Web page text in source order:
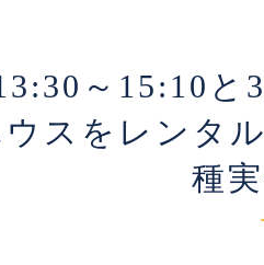
～15:10
スをレンタ
種